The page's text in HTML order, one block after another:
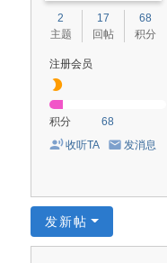
2
主题
17
回帖
68
积分
注册会员
积分
68
收听TA
发消息
发新帖